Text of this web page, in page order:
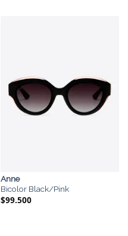
Anne
Bicolor Black/Pink
$99.500